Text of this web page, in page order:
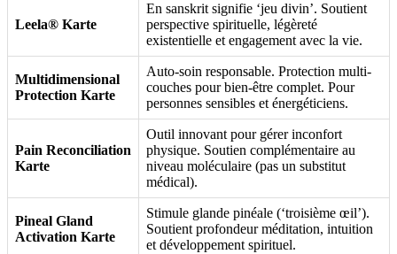
Leela® Karte
En sanskrit signifie ‘jeu divin’. Soutient
perspective spirituelle, légèreté
existentielle et engagement avec la vie.
Multidimensional
Protection Karte
Auto-soin responsable. Protection multi-
couches pour bien-être complet. Pour
personnes sensibles et énergéticiens.
Pain Reconciliation
Karte
Outil innovant pour gérer inconfort
physique. Soutien complémentaire au
niveau moléculaire (pas un substitut
médical).
Pineal Gland
Activation Karte
Stimule glande pinéale (‘troisième œil’).
Soutient profondeur méditation, intuition
et développement spirituel.